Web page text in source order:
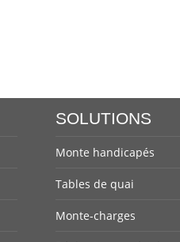
SOLUTIONS
Monte handicapés
Tables de quai
Monte-charges